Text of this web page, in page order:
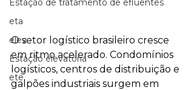
Estação de tratamento de efluentes
eta
elev
Estação elevatória
ete
O setor logístico brasileiro cresce
em ritmo acelerado. Condomínios
logísticos, centros de distribuição e
galpões industriais surgem em